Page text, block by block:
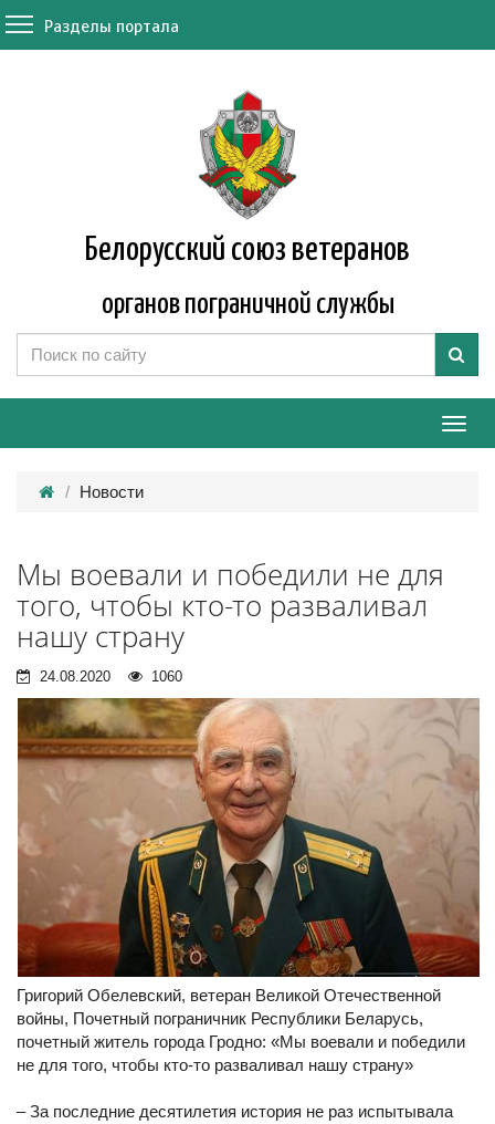
Разделы портала
Белорусский союз ветеранов
органов пограничной службы
Новости
Мы воевали и победили не для
того, чтобы кто-то разваливал
нашу страну
24.08.2020 1060
Григорий Обелевский, ветеран Великой Отечественной
войны, Почетный пограничник Республики Беларусь,
почетный житель города Гродно: «Мы воевали и победили
не для того, чтобы кто-то разваливал нашу страну»
– За последние десятилетия история не раз испытывала